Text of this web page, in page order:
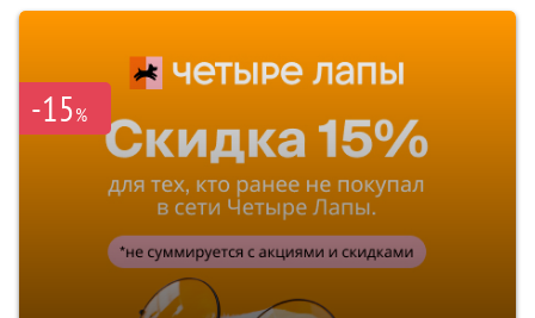
-15%